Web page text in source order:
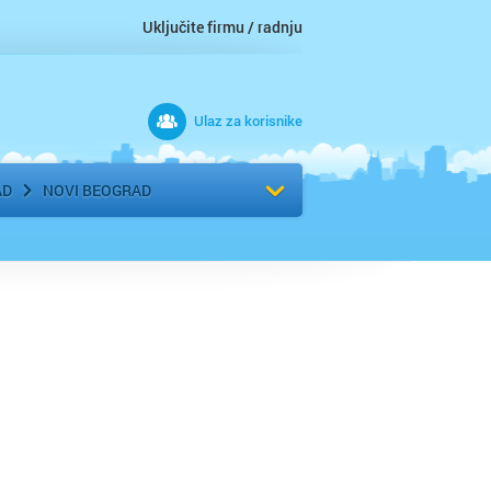
Uključite firmu / radnju
Ulaz za korisnike
NOVI BEOGRADIzaberite komšiluk